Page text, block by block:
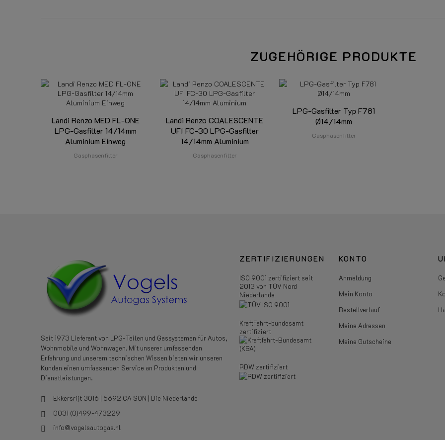
ZUGEHÖRIGE PRODUKTE
Landi Renzo MED FL-ONE
LPG-Gasfilter 14/14mm
Aluminium Einweg
Gasphasenfilter
Landi Renzo COALESCENTE
UFI FC-30 LPG-Gasfilter
14/14mm Aluminium
Gasphasenfilter
LPG-Gasfilter Typ F781
Ø14/14mm
Gasphasenfilter
Seit 1973 Lieferant von LPG-Teilen und Gassystemen für Autos,
Wohnmobile und Wohnwagen. Mit unserer umfassenden
Erfahrung und unserem technischen Wissen bieten wir unseren
Kunden einen umfassenden Service an Produkten und
Dienstleistungen.
Ekkersrijt 3016 | 5692 CA SON | Die Niederlande
0031 (0)499-473229
info@vogelsautogas.nl
ZERTIFIZIERUNGEN
ISO 9001 zertifiziert seit
2013 von TÜV Nord
Niederlande
KraftFahrt-bundesamt
zertifiziert
RDW zertifiziert
KONTO
Anmeldung
Mein Konto
Bestellverlauf
Meine Adressen
Meine Gutscheine